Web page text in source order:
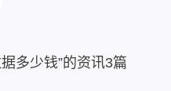
攻击等，数据丢失的
多少钱”的资讯3篇